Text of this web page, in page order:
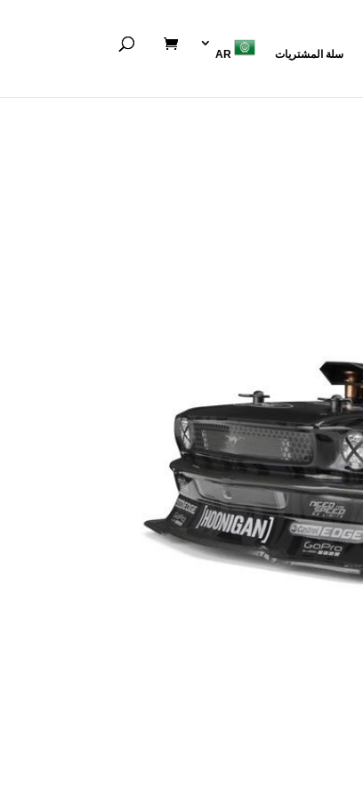
سلة المشتريات AR